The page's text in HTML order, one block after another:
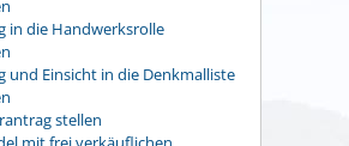
in die Handwerksrolle
und Einsicht in die Denkmalliste
stellen